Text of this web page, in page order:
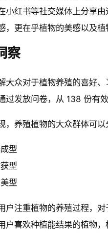
小红书等社交媒体上分享
，更在乎植物的美感以及植
察
大众对于植物养殖的喜好
过发放问卷，从 138 份有
，养殖植物的大众群体可以
型
型
型
户注重植物的养殖过程，
户喜欢种植能结果的植物